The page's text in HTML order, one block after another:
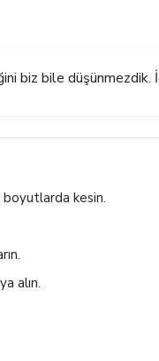
biz bile düşünmezdik.
kesin.
alın.